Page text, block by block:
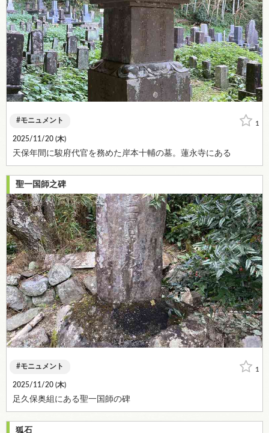
1
モニュメント
2025/11/20 (木)
天保年間に駿府代官を務めた岸本十輔の墓。蓮永寺にある
聖一国師之碑
1
モニュメント
2025/11/20 (木)
足久保奥組にある聖一国師の碑
狐石